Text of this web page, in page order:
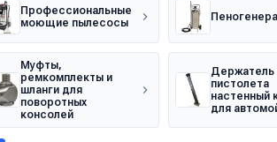
Профессиональные
моющие пылесосы
Муфты,
ремкомплекты и
шланги для
поворотных
консолей
Держатель
пистолета
настенный
для